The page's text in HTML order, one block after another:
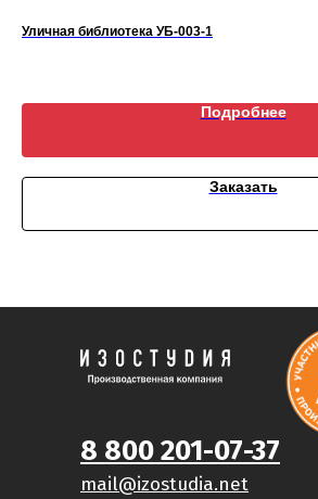
Уличная библиотека УБ-003-1
Подробнее
Заказать
8 800 201-07-37
mail@izostudia.net